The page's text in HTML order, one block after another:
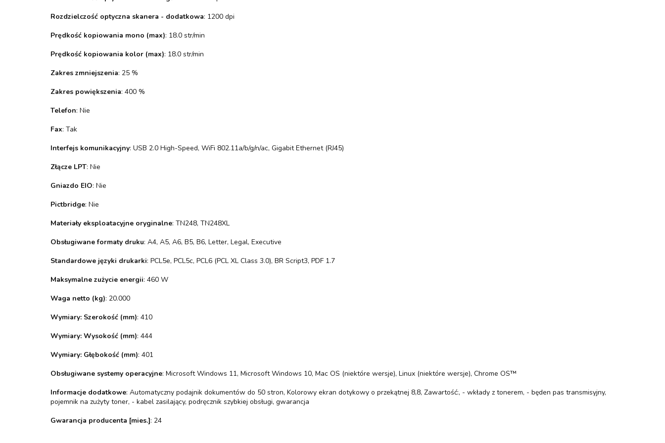
Rozdzielczość optyczna skanera - dodatkowa: 1200 dpi
Prędkość kopiowania mono (max): 18.0 str/min
Prędkość kopiowania kolor (max): 18.0 str/min
Zakres zmniejszenia: 25 %
Zakres powiększenia: 400 %
Telefon: Nie
Fax: Tak
Interfejs komunikacyjny: USB 2.0 High-Speed, WiFi 802.11a/b/g/n/ac, Gigabit Ethernet (RJ45)
Złącze LPT: Nie
Gniazdo EIO: Nie
Pictbridge: Nie
Materiały eksploatacyjne oryginalne: TN248, TN248XL
Obsługiwane formaty druku: A4, A5, A6, B5, B6, Letter, Legal, Executive
Standardowe języki drukarki: PCL5e, PCL5c, PCL6 (PCL XL Class 3.0), BR Script3, PDF 1.7
Maksymalne zużycie energii: 460 W
Waga netto (kg): 20.000
Wymiary: Szerokość (mm): 410
Wymiary: Wysokość (mm): 444
Wymiary: Głębokość (mm): 401
Obsługiwane systemy operacyjne: Microsoft Windows 11, Microsoft Windows 10, Mac OS (niektóre wersje), Linux (niektóre wersje), Chrome OS™
Informacje dodatkowe: Automatyczny podajnik dokumentów do 50 stron, Kolorowy ekran dotykowy o przekątnej 8,8, Zawartość:, - wkłady z tonerem, - będen pas transmisyjny,
pojemnik na zużyty toner, - kabel zasilający, podręcznik szybkiej obsługi, gwarancja
Gwarancja producenta [mies.]: 24